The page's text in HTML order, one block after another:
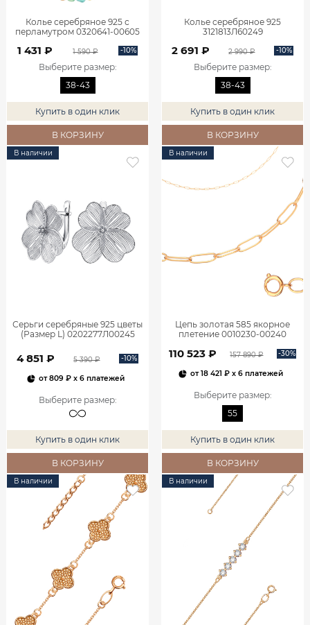
Колье серебряное 925 с
перламутром 0320641-00605
1 431 ₽ 1 590 ₽ -10%
Выберите размер:
38-43
Купить в один клик
В КОРЗИНУ
Колье серебряное 925
3121813Л60249
2 691 ₽ 2 990 ₽ -10%
Выберите размер:
38-43
Купить в один клик
В КОРЗИНУ
В наличии
Серьги серебряные 925 цветы
(Размер L) 0202277Л00245
4 851 ₽ 5 390 ₽ -10%
от809 ₽ x 6 платежей
Выберите размер:
Купить в один клик
В КОРЗИНУ
В наличии
Цепь золотая 585 якорное
плетение 0010230-00240
110 523 ₽ 157 890 ₽ -30%
от18 421 ₽ x 6 платежей
Выберите размер:
55
Купить в один клик
В КОРЗИНУ
В наличии В наличии